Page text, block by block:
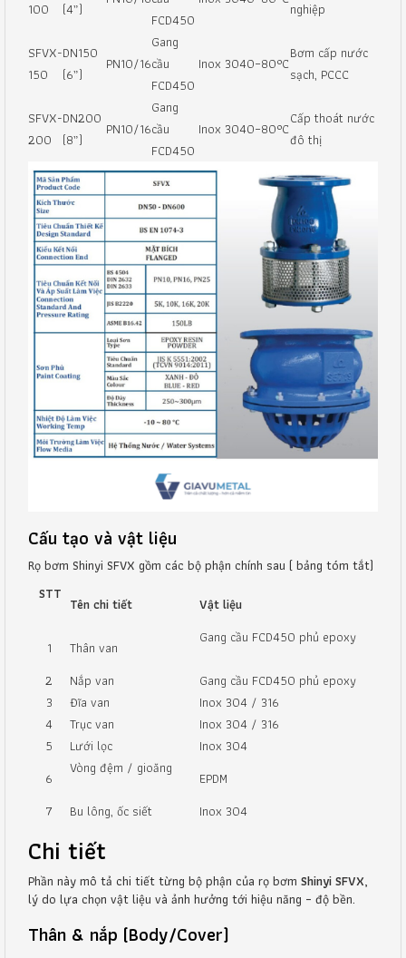
100 (4”)
FCD450
nghiệp
SFVX-
150
DN150
(6”)
PN10/16
Gang
cầu
FCD450
Inox 3040–80°C
Bơm cấp nước
sạch, PCCC
SFVX-
200
DN200
(8”)
PN10/16
Gang
cầu
FCD450
Inox 3040–80°C
Cấp thoát nước
đô thị
Cấu tạo và vật liệu
Rọ bơm Shinyi SFVX gồm các bộ phận chính sau ( bảng tóm tắt)
STT
Tên chi tiết Vật liệu
1 Thân van
Gang cầu FCD450 phủ epoxy
2 Nắp van
Gang cầu FCD450 phủ epoxy
3
Đĩa van
Inox 304 / 316
4
Trục van
Inox 304 / 316
5
Lưới lọc
Inox 304
6
Vòng đệm / gioăng
EPDM
7
Bu lông, ốc siết Inox 304
Chi tiết
Phần này mô tả chi tiết từng bộ phận của rọ bơm Shinyi SFVX,
lý do lựa chọn vật liệu và ảnh hưởng tới hiệu năng – độ bền.
Thân & nắp (Body/Cover)